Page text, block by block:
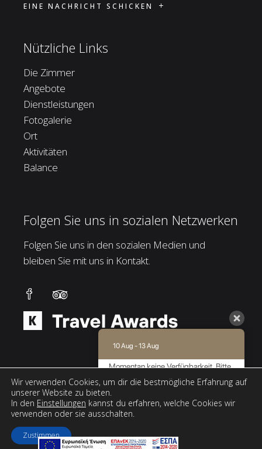
EINE NACHRICHT SCHICKEN
Nützliche Links
Die Zimmer
Angebote
Dienstleistungen
Fotogalerie
Ort
Aktivitäten
Balance
Folgen Sie uns in sozialen Netzwerken
Folgen Sie uns in den sozialen Medien und
bleiben Sie mit uns in Kontakt.
Web design & SEO byAboutHotelier.com
Wir verwenden Cookies, um dir die bestmögliche Erfahrung auf
unserer Website zu bieten.
In den Einstellungen kannst du erfahren, welche Cookies wir
verwenden oder sie ausschalten.
Zustimmen
10 Aug - 13 Aug
Momentan keine Verfügbarkeit. Bitte
Informationen.
9.0 / 10 (171 Bewertungen)